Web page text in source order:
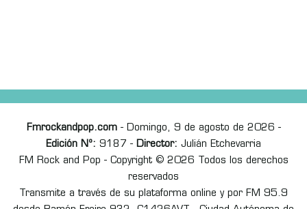
Fmrockandpop.com- Domingo, 9 de agosto de 2026 -
Edición Nº: 9187 - Director: Julián Etchevarria
FM Rock and Pop - Copyright © 2026 Todos los derechos
reservados
Transmite a través de su plataforma online y por FM 95.9